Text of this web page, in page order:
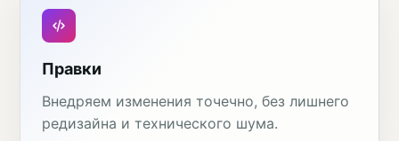
Правки
Внедряем изменения точечно, без лишнего
редизайна и технического шума.